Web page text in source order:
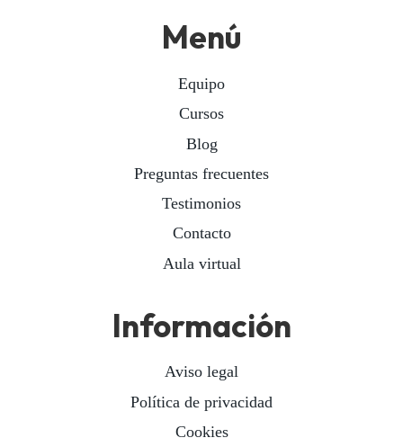
Menú
Equipo
Cursos
Blog
Preguntas frecuentes
Testimonios
Contacto
Aula virtual
Información
Aviso legal
Política de privacidad
Cookies